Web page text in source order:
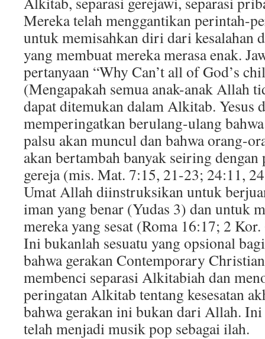
Mereka telah menggantikan perintah-
untuk memisahkan diri dari kesalahan
yang membuat mereka merasa enak.
pertanyaan “Why Can’t all of God’s
(Mengapakah semua anak-anak Allah
dapat ditemukan dalam Alkitab. Yesus
memperingatkan berulang-ulang
palsu akan muncul dan bahwa orang-
akan bertambah banyak seiring dengan
gereja (mis. Mat. 7:15, 21-23; 24:11,
Umat Allah diinstruksikan untuk
iman yang benar (Yudas 3) dan untuk
mereka yang sesat (Roma 16:17; 2
Ini bukanlah sesuatu yang opsional
bahwa gerakan Contemporary
membenci separasi Alkitabiah dan
peringatan Alkitab tentang kesesatan
bahwa gerakan ini bukan dari Allah. Ini
telah menjadi musik pop sebagai ilah.